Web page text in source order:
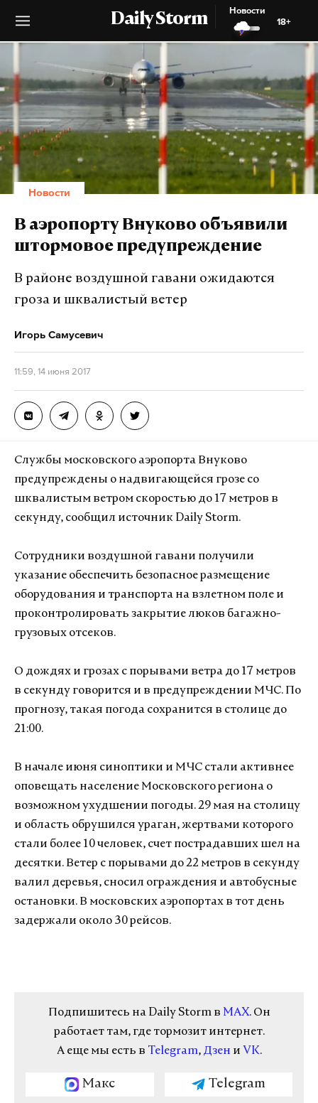
Daily Storm
Новости
18+
Новости
В аэропорту Внуково объявили
штормовое предупреждение
В районе воздушной гавани ожидаются
гроза и шквалистый ветер
Игорь Самусевич
11:59, 14 июня 2017
Службы московского аэропорта Внуково
предупреждены о надвигающейся грозе со
шквалистым ветром скоростью до 17 метров в
секунду, сообщил источник Daily Storm.
Сотрудники воздушной гавани получили
указание обеспечить безопасное размещение
оборудования и транспорта на взлетном поле и
проконтролировать закрытие люков багажно-
грузовых отсеков.
О дождях и грозах с порывами ветра до 17 метров
в секунду говорится и в предупреждении МЧС. По
прогнозу, такая погода сохранится в столице до
21:00.
В начале июня синоптики и МЧС стали активнее
оповещать население Московского региона о
возможном ухудшении погоды. 29 мая на столицу
и область обрушился ураган, жертвами которого
стали более 10 человек, счет пострадавших шел на
десятки. Ветер с порывами до 22 метров в секунду
валил деревья, сносил ограждения и автобусные
остановки. В московских аэропортах в тот день
задержали около 30 рейсов.
Подпишитесь на Daily Storm в MAX. Он
работает там, где тормозит интернет.
А еще мы есть в Telegram, Дзен и VK.
Макс Telegram